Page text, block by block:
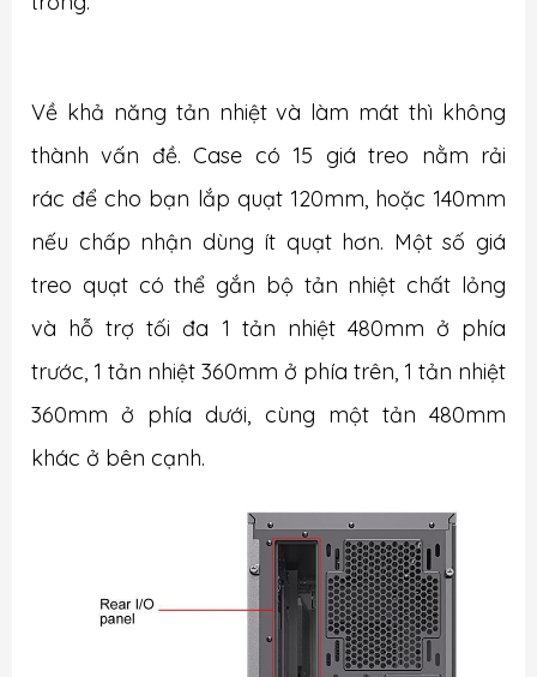
Về khả năng tản nhiệt và làm mát thì không
thành vấn đề. Case có 15 giá treo nằm rải
rác để cho bạn lắp quạt 120mm, hoặc 140mm
nếu chấp nhận dùng ít quạt hơn. Một số giá
treo quạt có thể gắn bộ tản nhiệt chất lỏng
và hỗ trợ tối đa 1 tản nhiệt 480mm ở phía
trước, 1 tản nhiệt 360mm ở phía trên, 1 tản nhiệt
360mm ở phía dưới, cùng một tản 480mm
khác ở bên cạnh.